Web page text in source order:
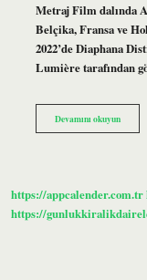
Metraj Film dalında
Belçika, Fransa ve
2022’de Diaphana
Lumière tarafından
Devamını okuyunClose
Filmi
https://appcalender.com.tr
https://